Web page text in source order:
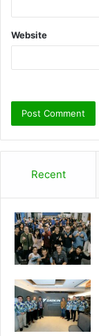
Website
Recent